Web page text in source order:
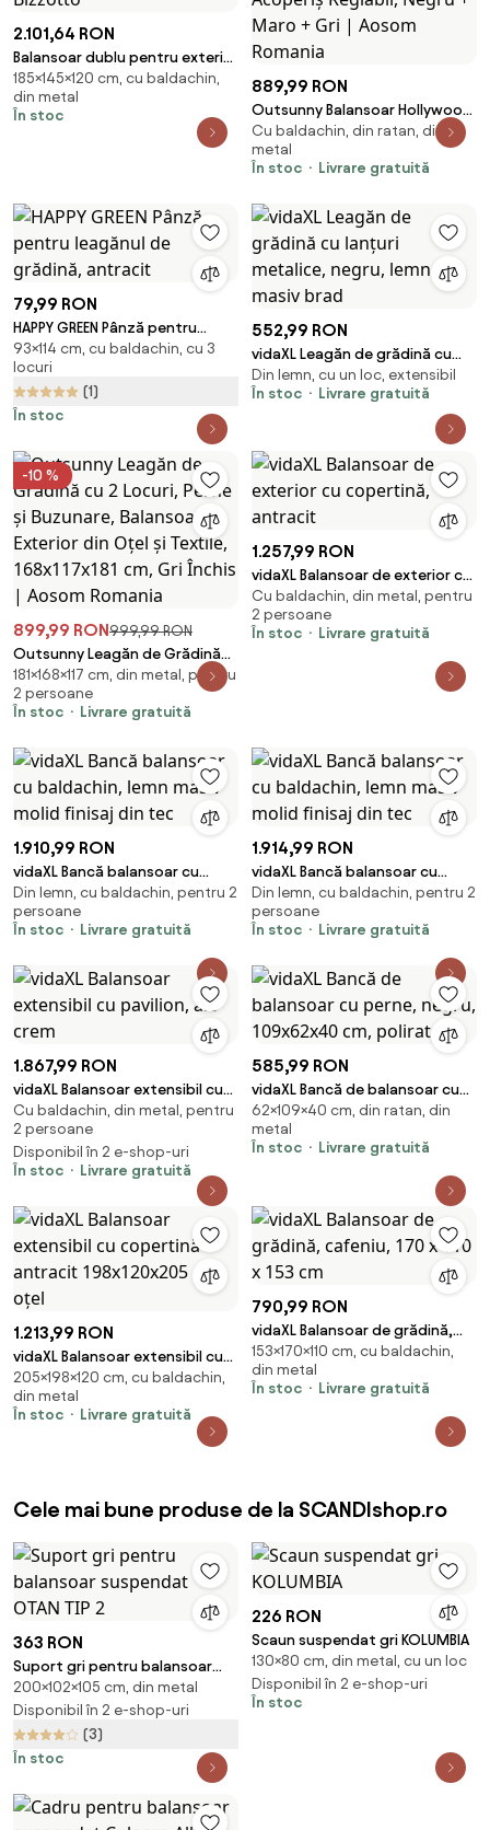
2.101,64 RON
Balansoar dublu pentru exterior
gri din stofa si metal, 145 cm,
Grely Bizzotto
185×145×120 cm, cu baldachin,
din metal
În stoc
889,99 RON
Outsunny Balansoar Hollywood,
Balansoar de Grădină cu
Baldachin, Acoperiș Reglabil,
Negru + Maro + Gri | Aosom
Cu baldachin, din ratan, din
metal
În stoc
Livrare gratuită
79,99 RON
HAPPY GREEN Pânză pentru
leagănul de grădină, antracit
93×114 cm, cu baldachin, cu 3
locuri
(1)
În stoc
552,99 RON
vidaXL Leagăn de grădină cu
lanțuri metalice, negru, lemn
masiv brad
Din lemn, cu un loc, extensibil
În stoc
Livrare gratuită
-10 %
899,99 RON999,99 RON
Outsunny Leagăn de Grădină
cu 2 Locuri, Perne și Buzunare,
Balansoar Exterior din Oțel și
Textile, 168x117x181 cm, Gri Închis
181×168×117 cm, din metal, pentru
2 persoane
În stoc
Livrare gratuită
1.257,99 RON
vidaXL Balansoar de exterior cu
copertină, antracit
Cu baldachin, din metal, pentru
2 persoane
În stoc
Livrare gratuită
1.910,99 RON
vidaXL Bancă balansoar cu
baldachin, lemn masiv molid
finisaj din tec
Din lemn, cu baldachin, pentru 2
persoane
În stoc
Livrare gratuită
1.914,99 RON
vidaXL Bancă balansoar cu
baldachin, lemn masiv molid
finisaj din tec
Din lemn, cu baldachin, pentru 2
persoane
În stoc
Livrare gratuită
1.867,99 RON
vidaXL Balansoar extensibil cu
pavilion, alb crem
Cu baldachin, din metal, pentru
2 persoane
Disponibil în 2 e-shop-uri
În stoc
Livrare gratuită
585,99 RON
vidaXL Bancă de balansoar cu
perne, negru, 109x62x40 cm,
poliratan
62×109×40 cm, din ratan, din
metal
În stoc
Livrare gratuită
1.213,99 RON
vidaXL Balansoar extensibil cu
copertină antracit 198x120x205
cm oțel
205×198×120 cm, cu baldachin,
din metal
În stoc
Livrare gratuită
790,99 RON
vidaXL Balansoar de grădină,
cafeniu, 170 x 110 x 153 cm
153×170×110 cm, cu baldachin,
din metal
În stoc
Livrare gratuită
Cele mai bune produse de la SCANDIshop.ro
363 RON
Suport gri pentru balansoar
suspendat OTAN TIP 2
200×102×105 cm, din metal
Disponibil în 2 e-shop-uri
(3)
În stoc
226 RON
Scaun suspendat gri KOLUMBIA
130×80 cm, din metal, cu un loc
Disponibil în 2 e-shop-uri
În stoc